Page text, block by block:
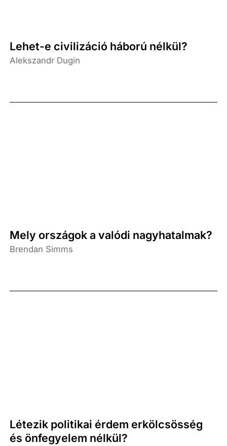
Lehet-e civilizáció háború nélkül?
Alekszandr Dugin
Mely országok a valódi nagyhatalmak?
Brendan Simms
Létezik politikai érdem erkölcsösség
és önfegyelem nélkül?